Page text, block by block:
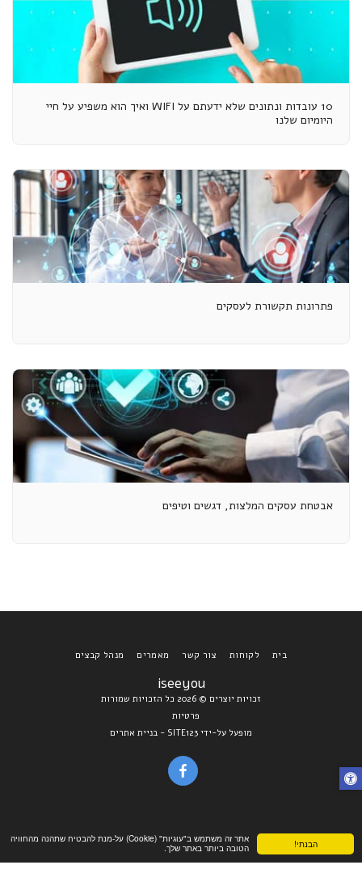
הבנתי!
אתר זה משתמש ב"עוגיות" (Cookie) על-מנת להבטיח שתהנה מהחוויה
הטובה ביותר באתר שלך.
10 עובדות ונתונים שלא ידעתם על WIFI ואיך הוא משפיע על חיי
היומיום שלנו
פתרונות תקשורת לעסקים
אבטחת עסקים המלצות, דגשים וטיפים
iseeyou
זכויות יוצרים © 2026 כל הזכויות שמורות
פרטיות
מופעל על-ידי SITE123
- בניית אתרים
בית לקוחות צור קשר מאמרים מנהל קבצים